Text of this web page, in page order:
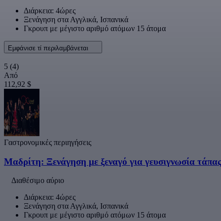
Διάρκεια: 4ώρες
Ξενάγηση στα Αγγλικά, Ισπανικά
Γκρουπ με μέγιστο αριθμό ατόμων 15 άτομα
Εμφάνισε τί περιλαμβάνεται
5 (4)
Από
112,92 $
Γαστρονομικές περιηγήσεις
Μαδρίτη: Ξενάγηση με ξεναγό για γευσιγνωσία
Διαθέσιμο αύριο
Διάρκεια: 4ώρες
Ξενάγηση στα Αγγλικά, Ισπανικά
Γκρουπ με μέγιστο αριθμό ατόμων 15 άτομα